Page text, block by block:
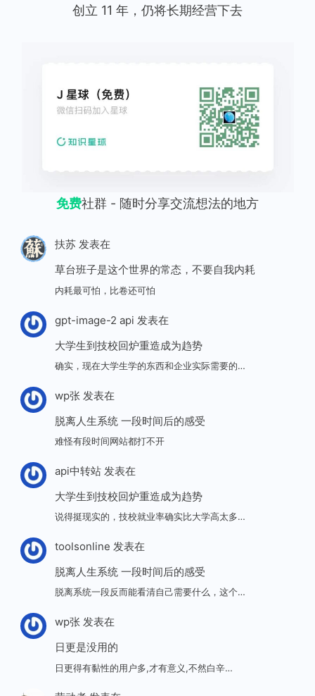
创立 11 年，仍将长期经营下去
免费社群 - 随时分享交流想法的地方
扶苏发表在
草台班子是这个世界的常态，不要自我内耗
内耗最可怕，比卷还可怕
gpt-image-2 api 发表在
大学生到技校回炉重造成为趋势
确实，现在大学生学的东西和企业实际需要的…
wp张发表在
脱离人生系统 一段时间后的感受
难怪有段时间网站都打不开
api中转站发表在
大学生到技校回炉重造成为趋势
说得挺现实的，技校就业率确实比大学高太多…
toolsonline 发表在
脱离人生系统 一段时间后的感受
脱离系统一段反而能看清自己需要什么，这个…
wp张发表在
日更是没用的
日更得有黏性的用户多,才有意义,不然白辛…